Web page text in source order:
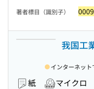
著者標目（識別子）
我国工
紙 マイクロ
インターネット